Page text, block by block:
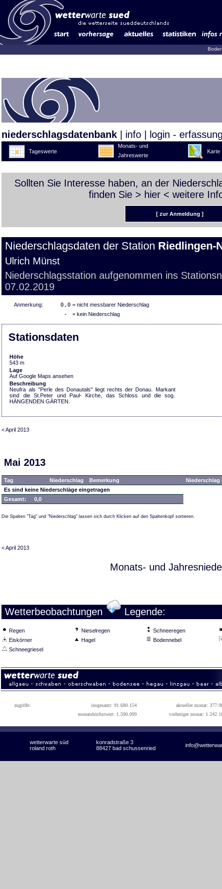
niederschlagsdatenbank info login -
Tageswerte
Monats- und
Jahreswerte
Karte
Sollten Sie Interesse haben, an der
finden Sie > hier < weitere
[ zur Anmeldung ]
Niederschlagsdaten der Station Riedlingen-
Ulrich Münst
Niederschlagsstation aufgenommen ins
07.02.2019
Anmerkung: 0,0 = nicht messbarer Niederschlag
- = kein Niederschlag
Stationsdaten
Höhe
543 m
Lage
Auf Google Maps ansehen
Beschreibung
Neufra als "Perle des Donautals" liegt rechts der Donau. Markant
sind die St.Peter und Paul- Kirche, das Schloss und die sog.
HÄNGENDEN GÄRTEN.
< April 2013
Mai 2013
Tag Niederschlag Bemerkung
Es sind keine Niederschläge eingetragen
Gesamt:
0,0
Die Spalten "Tag" und "Niederschlag" lassen sich durch Klicken auf den Spaltenkopf sortieren.
< April 2013
Monats- und
Wetterbeobachtungen Legende:
Regen Nieselregen
Schneeregen
Eiskörner
Hagel
Bodennebel
Schneegriesel
zugriffe: insgesamt: 91.680.154
aktueller monat:
monatshöchstwert: 1.590.099
vorheriger monat:
wetterwarte süd konradstraße 3
roland roth 88427 bad schussenried